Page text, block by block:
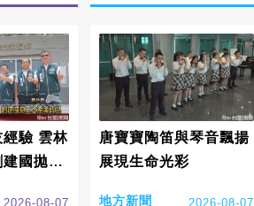
驗 雲林
建國拋3
2026-08-07
唐寶寶陶笛與琴音飄揚
展現生命光彩
地方新聞 2026-08-07